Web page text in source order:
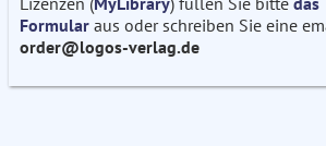
Formular aus oder schreiben Sie eine
order@logos-verlag.de